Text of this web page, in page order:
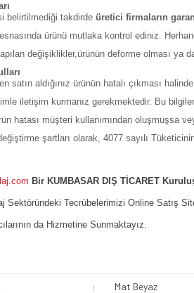
belirtilmediği takdirde üretici firmaların
ürünü mutlaka kontrol ediniz.
değişiklikler,ürünün deforme olması ya
satın aldığınız ürünün hatalı çıkması
iletişim kurmanız gerekmektedir. Bu
hatası müşteri kullanımından oluşmuşsa
şartları olarak, 4077 sayılı
Bir KUMBASAR DIŞ TİCARET
Sektöründeki Tecrübelerimizi Online Satış
da Hizmetine Sunmaktayız.
: Mat Beyaz